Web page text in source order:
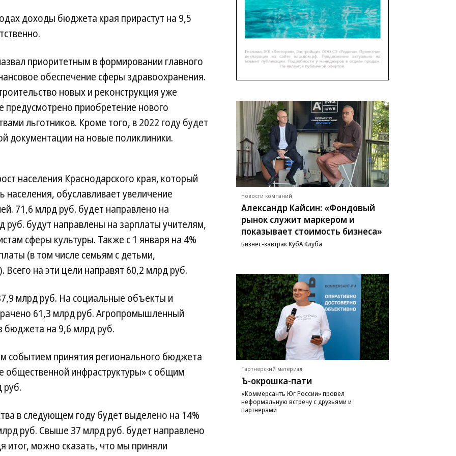
доходы бюджета края прирастут на 9,5
приоритетным в формировании главного
обеспечение сферы здравоохранения.
новых и реконструкция уже
приобретение нового
льготников. Кроме того, в 2022 году будет
документации на новые поликлиники.
населения Краснодарского края, который
обуславливает увеличение
71,6 млрд руб. будет направлено на
будут направлены на зарплаты учителям,
сферы культуры. Также с 1 января на 4%
(в том числе семьям с детьми,
на эти цели направят 60,2 млрд руб.
млрд руб. На социальные объекты и
61,3 млрд руб. Агропромышленный
бюджета на 9,6 млрд руб.
принятия регионального бюджета
общественной инфраструктуры» с общим
руб.
в следующем году будет выделено на 14%
руб. Свыше 37 млрд руб. будет направлено
итог, можно сказать, что мы приняли
Новости компаний
Александр Кайсин: «Фондовый
рынок служит маркером и
показывает стоимость бизнеса»
Бизнес-завтрак КубА Клуба
Партнерский материал
Ъ-окрошка-пати
«Коммерсантъ Юг России» провел
неформальную встречу с друзьями и
партнерами